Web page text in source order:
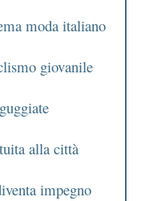
moda italiano
giovanile
alla città
impegno